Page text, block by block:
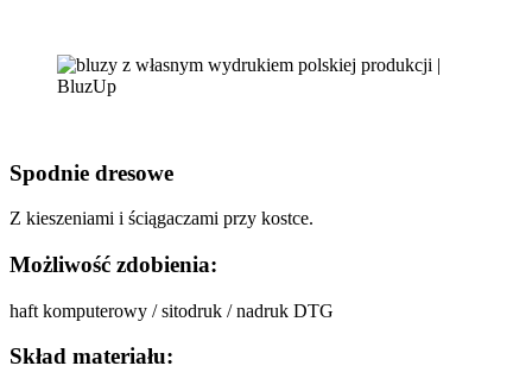
Spodnie dresowe
Z kieszeniami i ściągaczami przy kostce.
Możliwość zdobienia:
haft komputerowy / sitodruk / nadruk DTG
Skład materiału: